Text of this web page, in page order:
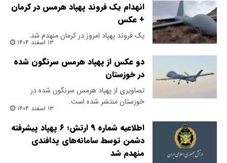
انهدام یک فروند پهپاد هرمس در کرمان
+ عکس
یک فروند پهپاد امروز در کرمان منهدم شد.
۱۳ اسفند ۱۴۰۴
دو عکس از پهپاد هرمس سرنگون شده
در خوزستان
تصاویری از پهپاد هرمس سرنگون شده در
خوزستان منتشر شده است.
۱۳ اسفند ۱۴۰۴
اطلاعیه شماره ۹ ارتش؛ ۶ پهپاد پیشرفته
دشمن توسط سامانه‌های پدافندی
منهدم شد